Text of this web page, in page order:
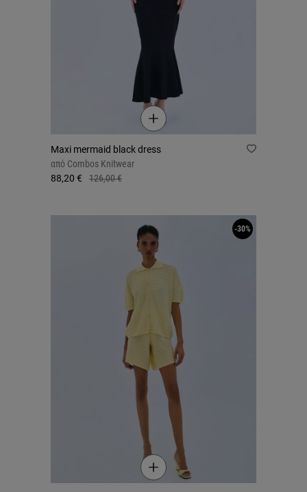
Maxi mermaid black dress
από Combos Knitwear
88,20 €
126,00 €
-30%